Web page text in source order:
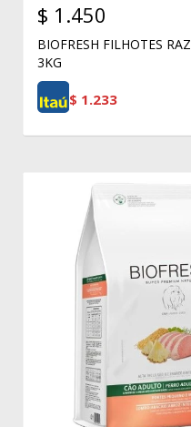
$ 1.450
BIOFRESH FILHOTES
3KG
$ 1.233